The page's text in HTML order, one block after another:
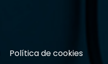
Política de cookies